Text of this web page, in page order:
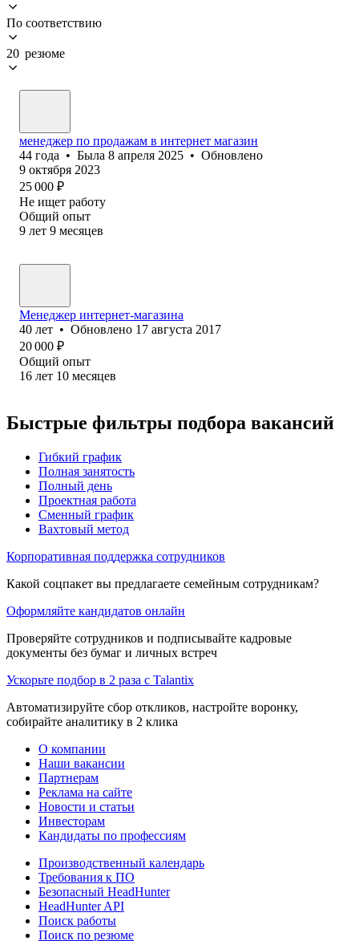
По соответствию
20 резюме
менеджер по продажам в интернет магазин
44 года • Была 8 апреля 2025 • Обновлено
9 октября 2023
25 000 ₽
Не ищет работу
Общий опыт
9 лет 9 месяцев
Менеджер интернет-магазина
40 лет • Обновлено 17 августа 2017
20 000 ₽
Общий опыт
16 лет 10 месяцев
Быстрые фильтры подбора вакансий
Гибкий график
Полная занятость
Полный день
Проектная работа
Сменный график
Вахтовый метод
Корпоративная поддержка сотрудников
Какой соцпакет вы предлагаете семейным сотрудникам?
Оформляйте кандидатов онлайн
Проверяйте сотрудников и подписывайте кадровые
документы без бумаг и личных встреч
Ускорьте подбор в 2 раза с Talantix
Автоматизируйте сбор откликов, настройте воронку,
собирайте аналитику в 2 клика
О компании
Наши вакансии
Партнерам
Реклама на сайте
Новости и статьи
Инвесторам
Кандидаты по профессиям
Производственный календарь
Требования к ПО
Безопасный HeadHunter
HeadHunter API
Поиск работы
Поиск по резюме